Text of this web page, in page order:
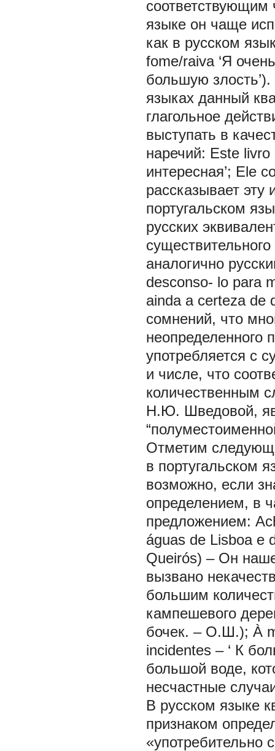
соответствующим
языке он чаще
как в русском
fome/raiva ‘Я
большую
языках данный
глагольное
выступать в
наречий: Este livro
интересная’; Ele
рассказывает эту
португальском
русских
аналогично
desconso- lo para
ainda a certeza de
сомнений, что
неопределенного
употребляется с
и числе, что
количественным
Н.Ю. Шведовой,
Отметим
в португальском
возможно, если
определением, в
предложением:
águas de Lisboa e
Queirós) – Он
вызвано
большим
кампешевого
бочек. – О.Ш.); À
incidentes – ‘ К
большой воде,
несчастные
В русском языке
признаком
«употребительно